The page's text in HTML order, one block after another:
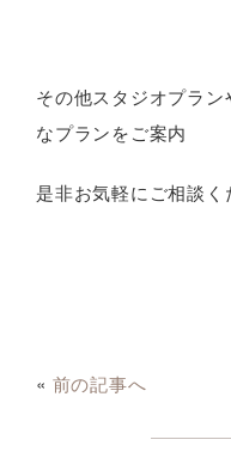
その他スタジオプラ
なプランをご案内
是非お気軽にご相談
« 前の記事へ